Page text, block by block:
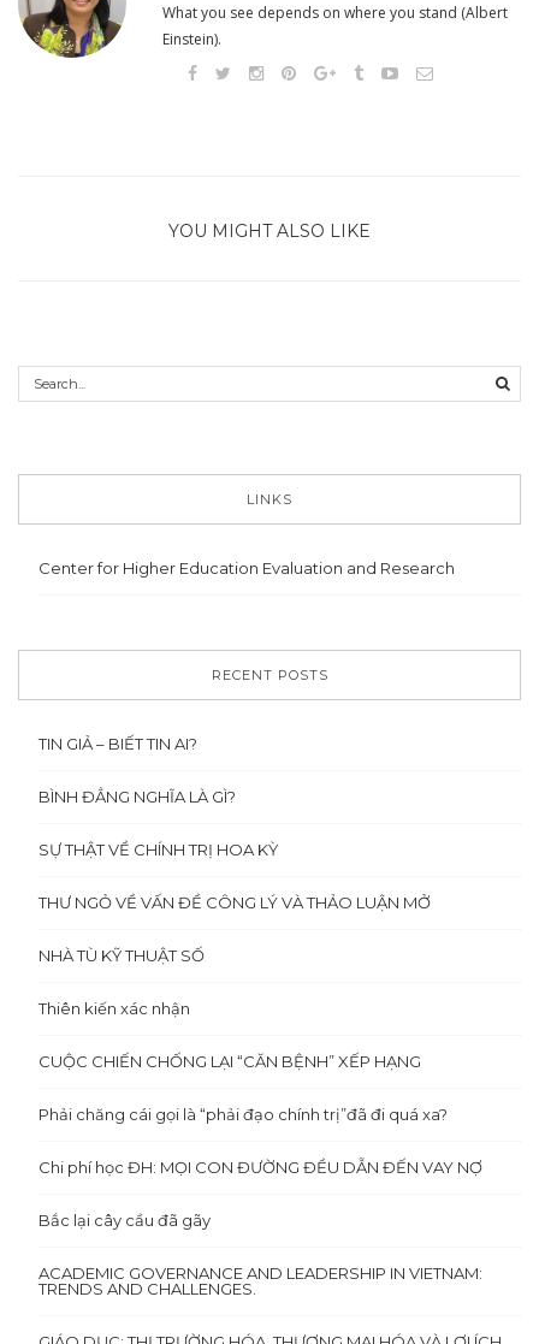
What you see depends on where you stand (Albert
Einstein).
YOU MIGHT ALSO LIKE
LINKS
Center for Higher Education Evaluation and Research
RECENT POSTS
TIN GIẢ – BIẾT TIN AI?
BÌNH ĐẲNG NGHĨA LÀ GÌ?
SỰ THẬT VỀ CHÍNH TRỊ HOA KỲ
THƯ NGỎ VỀ VẤN ĐỀ CÔNG LÝ VÀ THẢO LUẬN MỞ
NHÀ TÙ KỸ THUẬT SỐ
Thiên kiến xác nhận
CUỘC CHIẾN CHỐNG LẠI “CĂN BỆNH” XẾP HẠNG
Phải chăng cái gọi là “phải đạo chính trị”đã đi quá xa?
Chi phí học ĐH: MỌI CON ĐƯỜNG ĐỀU DẪN ĐẾN VAY NỢ
Bắc lại cây cầu đã gãy
ACADEMIC GOVERNANCE AND LEADERSHIP IN VIETNAM:
TRENDS AND CHALLENGES.